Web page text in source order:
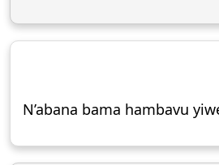
N’abana bama hambavu